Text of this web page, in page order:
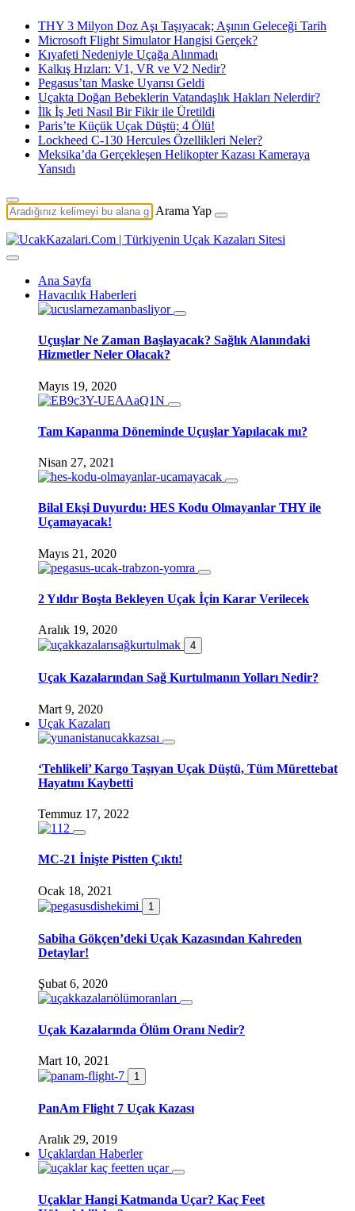
THY 3 Milyon Doz Aşı Taşıyacak; Aşının Geleceği Tarih
Microsoft Flight Simulator Hangisi Gerçek?
Kıyafeti Nedeniyle Uçağa Alınmadı
Kalkış Hızları: V1, VR ve V2 Nedir?
Pegasus’tan Maske Uyarısı Geldi
Uçakta Doğan Bebeklerin Vatandaşlık Hakları Nelerdir?
İlk İş Jeti Nasıl Bir Fikir ile Üretildi
Paris’te Küçük Uçak Düştü; 4 Ölü!
Lockheed C-130 Hercules Özellikleri Neler?
Meksika’da Gerçekleşen Helikopter Kazası Kameraya
Yansıdı
Arama Yap
Ana Sayfa
Havacılık Haberleri
Uçuşlar Ne Zaman Başlayacak? Sağlık Alanındaki
Hizmetler Neler Olacak?
Mayıs 19, 2020
Tam Kapanma Döneminde Uçuşlar Yapılacak mı?
Nisan 27, 2021
Bilal Ekşi Duyurdu: HES Kodu Olmayanlar THY ile
Uçamayacak!
Mayıs 21, 2020
2 Yıldır Boşta Bekleyen Uçak İçin Karar Verilecek
Aralık 19, 2020
4
Uçak Kazalarından Sağ Kurtulmanın Yolları Nedir?
Mart 9, 2020
Uçak Kazaları
‘Tehlikeli’ Kargo Taşıyan Uçak Düştü, Tüm Mürettebat
Hayatını Kaybetti
Temmuz 17, 2022
MC-21 İnişte Pistten Çıktı!
Ocak 18, 2021
1
Sabiha Gökçen’deki Uçak Kazasından Kahreden
Detaylar!
Şubat 6, 2020
Uçak Kazalarında Ölüm Oranı Nedir?
Mart 10, 2021
1
PanAm Flight 7 Uçak Kazası
Aralık 29, 2019
Uçaklardan Haberler
Uçaklar Hangi Katmanda Uçar? Kaç Feet